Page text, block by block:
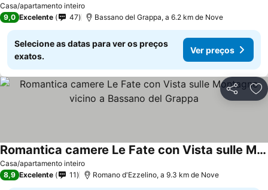
Casa/apartamento inteiro
9,0 Excelente 47 Bassano del Grappa, a 6.2 km de Nove
Selecione as datas para ver os preços
exatos.
Ver preços
Partilhar
Casa/apartamento inteiro
Romantica camere Le Fate con Vista sulle Montagne vicino a Bassano del Grappa
8,9 Excelente 11 Romano d'Ezzelino, a 9.3 km de Nove